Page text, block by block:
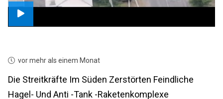
vor mehr als einem Monat
Die Streitkräfte Im Süden Zerstörten Feindliche
Hagel- Und Anti -Tank -Raketenkomplexe